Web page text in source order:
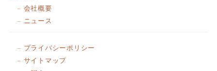
会社概要
ニュース
プライバシーポリシー
サイトマップ